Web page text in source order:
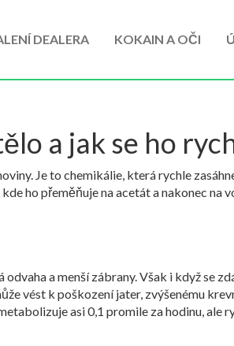
DEALERA KOKAIN A OČI
a jak se ho
Je to chemikálie, která rychle
ho přeměňuje na acetát a nakonec na
a menší zábrany. Však i když se
vést k poškození jater, zvýšenému
asi 0,1 promile za hodinu, ale